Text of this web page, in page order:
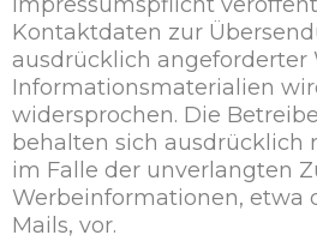
Kontaktdaten zur
ausdrücklich angeforderter
Informationsmaterialien
widersprochen. Die
behalten sich ausdrücklich
im Falle der unverlangten
Werbeinformationen, etwa
Mails, vor.